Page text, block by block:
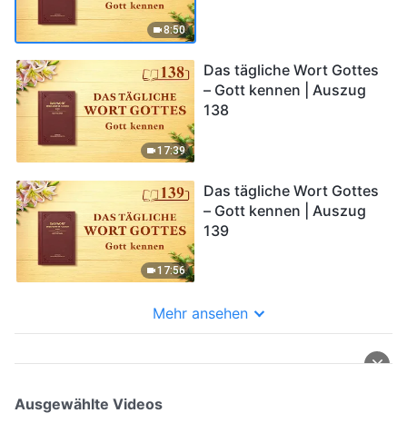
8:50
17:39
Das tägliche Wort Gottes
– Gott kennen | Auszug
138
17:56
Das tägliche Wort Gottes
– Gott kennen | Auszug
139
Mehr ansehen
Ausgewählte Videos